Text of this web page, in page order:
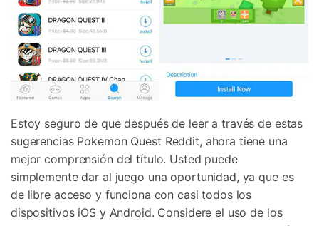
Estoy seguro de que después de leer a través de estas
sugerencias Pokemon Quest Reddit, ahora tiene una
mejor comprensión del título. Usted puede
simplemente dar al juego una oportunidad, ya que es
de libre acceso y funciona con casi todos los
dispositivos iOS y Android. Considere el uso de los